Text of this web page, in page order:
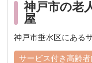
神戸市の老
屋
神戸市垂水区にある
サービス付き高齢